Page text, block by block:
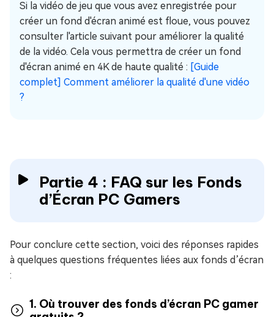
Si la vidéo de jeu que vous avez enregistrée pour
créer un fond d'écran animé est floue, vous pouvez
consulter l'article suivant pour améliorer la qualité
de la vidéo. Cela vous permettra de créer un fond
d'écran animé en 4K de haute qualité : [Guide
complet] Comment améliorer la qualité d'une vidéo
?
Partie 4 : FAQ sur les Fonds
d’Écran PC Gamers
Pour conclure cette section, voici des réponses rapides
à quelques questions fréquentes liées aux fonds d’écran
:
1. Où trouver des fonds d’écran PC gamer